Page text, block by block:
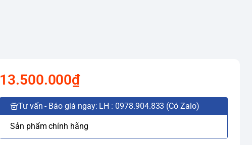
13.500.000₫
Tư vấn - Báo giá ngay: LH : 0978.904.833 (Có Zalo)
Sản phẩm chính hãng